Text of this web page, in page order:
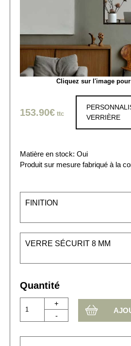
Cliquez sur l'image
153.90€ ttc
VERRIÈRE
Matière en stock: Oui
Produit sur mesure fabriqué à la
FINITION
VERRE SÉCURIT 8 MM
Quantité
+
-